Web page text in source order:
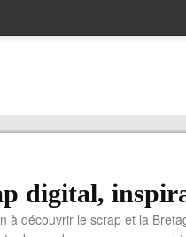
digital,
à découvrir le scrap et la